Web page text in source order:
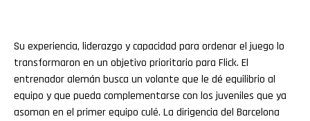
Su experiencia, liderazgo y capacidad para ordenar el juego lo
transformaron en un objetivo prioritario para Flick. El
entrenador alemán busca un volante que le dé equilibrio al
equipo y que pueda complementarse con los juveniles que ya
asoman en el primer equipo culé. La dirigencia del Barcelona